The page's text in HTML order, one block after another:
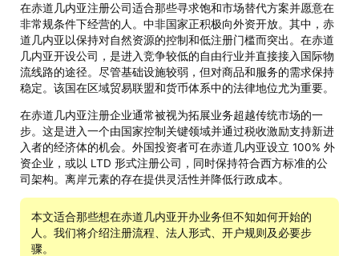
在赤道几内亚注册公司适合那些寻求饱和市场替代方案并愿意在
非常规条件下经营的人。中非国家正积极向外资开放。其中，赤
道几内亚以保持对自然资源的控制和低注册门槛而突出。在赤道
几内亚开设公司，是进入竞争较低的自由行业并直接接入国际物
流线路的途径。尽管基础设施较弱，但对商品和服务的需求保持
稳定。该国在区域贸易联盟和货币体系中的法律地位尤为重要。
在赤道几内亚注册企业通常被视为拓展业务超越传统市场的一
步。这是进入一个由国家控制关键领域并通过税收激励支持新进
入者的经济体的机会。外国投资者可在赤道几内亚设立 100% 外
资企业，或以 LTD 形式注册公司，同时保持符合西方标准的公
司架构。离岸元素的存在提供灵活性并降低行政成本。
本文适合那些想在赤道几内亚开办业务但不知如何开始的
人。我们将介绍注册流程、法人形式、开户规则及必要步
骤。